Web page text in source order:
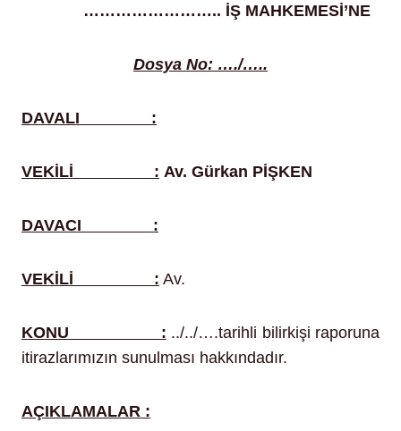
…………………….. İŞ MAHKEMESİ’NE
Dosya No: …./…..
DAVALI :
VEKİLİ : Av. Gürkan PİŞKEN
DAVACI :
VEKİLİ : Av.
KONU : ../../….tarihli bilirkişi raporuna
itirazlarımızın sunulması hakkındadır.
AÇIKLAMALAR :